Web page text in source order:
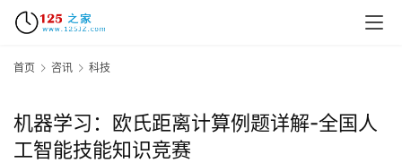
首页 咨讯 科技
机器学习：欧氏距离计算例题详解-全国人
工智能技能知识竞赛